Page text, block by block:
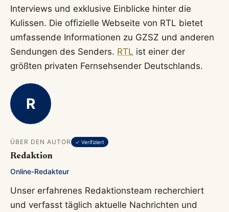
Interviews und exklusive Einblicke hinter die
Kulissen. Die offizielle Webseite von RTL bietet
umfassende Informationen zu GZSZ und anderen
Sendungen des Senders. RTL ist einer der
größten privaten Fernsehsender Deutschlands.
R
ÜBER DEN AUTOR ✓ Verifiziert
Redaktion
Online-Redakteur
Unser erfahrenes Redaktionsteam recherchiert
und verfasst täglich aktuelle Nachrichten und